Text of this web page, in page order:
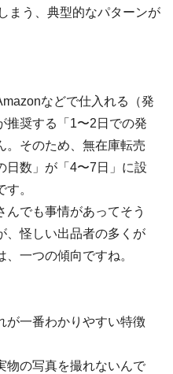
まう、典型的なパターンが
などで仕入れる（発
推奨する「1〜2日での発
。そのため、無在庫転売
日数」が「4〜7日」に設
。
んでも事情があってそう
、怪しい出品者の多くが
一つの傾向ですね。
が一番わかりやすい特徴
物の写真を撮れないんで